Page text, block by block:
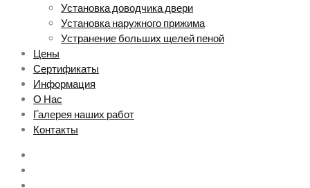
Установка доводчика двери
Установка наружного прижима
Устранение больших щелей пеной
Цены
Сертификаты
Информация
О Нас
Галерея наших работ
Контакты